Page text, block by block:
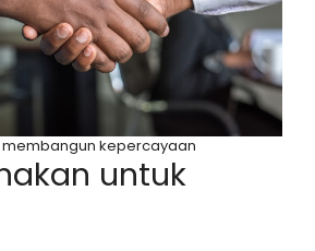
membangun kepercayaan
untuk